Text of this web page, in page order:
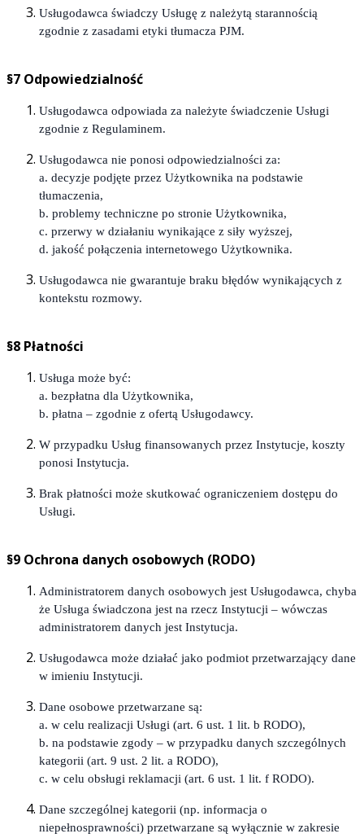
Usługodawca świadczy Usługę z należytą starannością
zgodnie z zasadami etyki tłumacza PJM.
§7 Odpowiedzialność
Usługodawca odpowiada za należyte świadczenie Usługi
zgodnie z Regulaminem.
Usługodawca nie ponosi odpowiedzialności za:
a. decyzje podjęte przez Użytkownika na podstawie
tłumaczenia,
b. problemy techniczne po stronie Użytkownika,
c. przerwy w działaniu wynikające z siły wyższej,
d. jakość połączenia internetowego Użytkownika.
Usługodawca nie gwarantuje braku błędów wynikających z
kontekstu rozmowy.
§8 Płatności
Usługa może być:
a. bezpłatna dla Użytkownika,
b. płatna – zgodnie z ofertą Usługodawcy.
W przypadku Usług finansowanych przez Instytucje, koszty
ponosi Instytucja.
Brak płatności może skutkować ograniczeniem dostępu do
Usługi.
§9 Ochrona danych osobowych (RODO)
Administratorem danych osobowych jest Usługodawca, chyba
że Usługa świadczona jest na rzecz Instytucji – wówczas
administratorem danych jest Instytucja.
Usługodawca może działać jako podmiot przetwarzający dane
w imieniu Instytucji.
Dane osobowe przetwarzane są:
a. w celu realizacji Usługi (art. 6 ust. 1 lit. b RODO),
b. na podstawie zgody – w przypadku danych szczególnych
kategorii (art. 9 ust. 2 lit. a RODO),
c. w celu obsługi reklamacji (art. 6 ust. 1 lit. f RODO).
Dane szczególnej kategorii (np. informacja o
niepełnosprawności) przetwarzane są wyłącznie w zakresie